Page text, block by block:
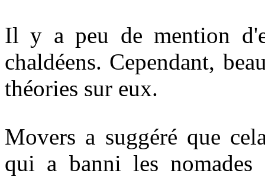
Il y a peu de mention
chaldéens. Cependant,
théories sur eux.
Movers a suggéré que
qui a banni les nomades